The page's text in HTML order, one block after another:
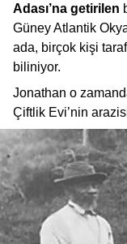
Adası’na getirilen
Güney Atlantik
ada, birçok kişi
biliniyor.
Jonathan o
Çiftlik Evi’nin